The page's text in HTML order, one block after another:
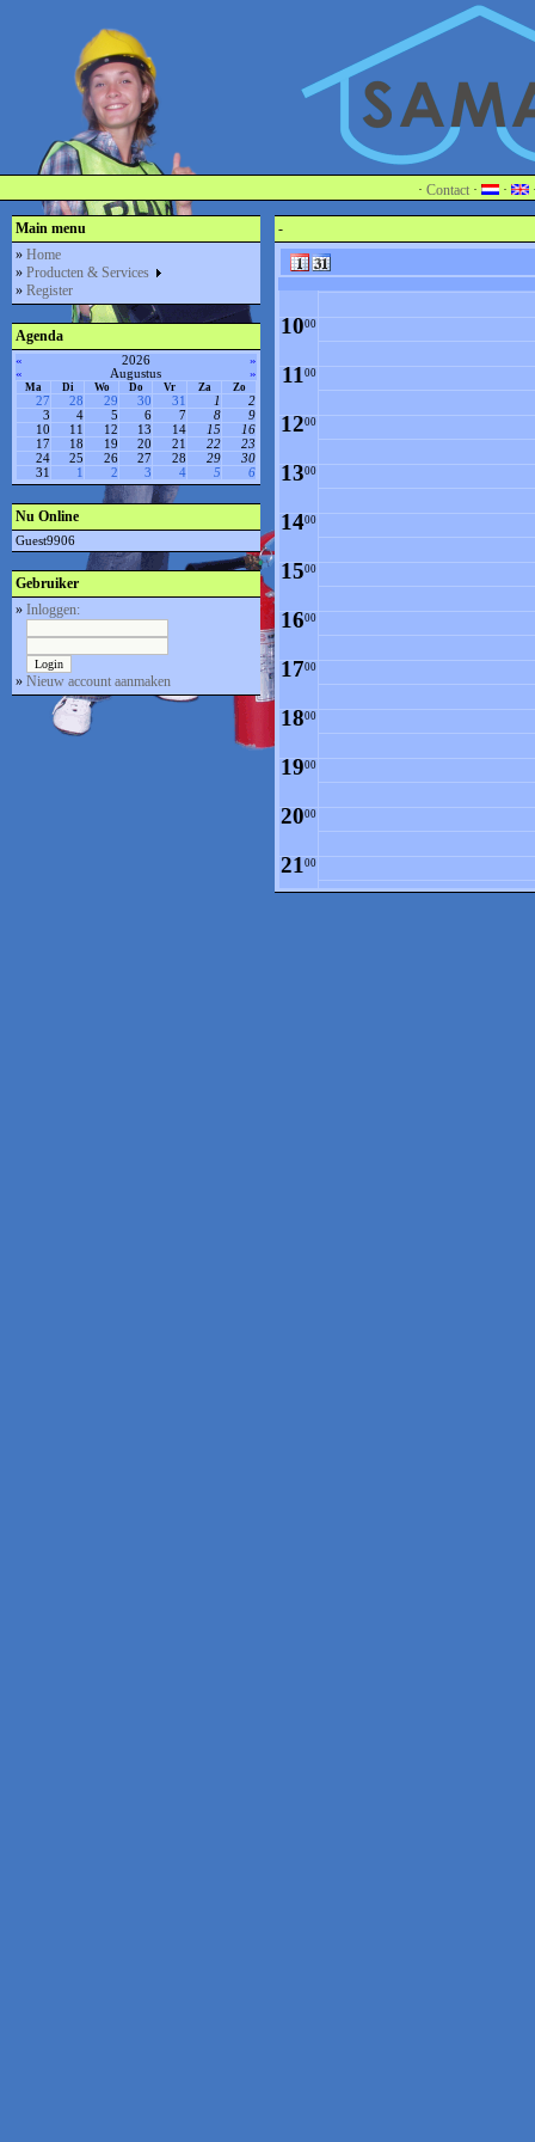
· Contact · ·
-
700
900
1000
1100
1200
1300
1400
1500
1600
1700
1800
1900
2000
2100
Main menu
» Home
» Producten & Services
» Register
Agenda
« 2026
»
«
Augustus »
Ma Di Wo Do Vr Za Zo
27 28 29 30 31 1
2
3
4 5 6 7 8
9
10
11 12 13 14 15
16
17
18 19 20 21 22
23
24
25 26 27 28 29
30
31
1 2 3 4 5 6
Nu Online
Guest9906
Gebruiker
» Inloggen:
» Nieuw account aanmaken